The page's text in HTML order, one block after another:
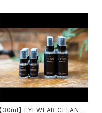
【30ml】 EYEWEAR CLEANER